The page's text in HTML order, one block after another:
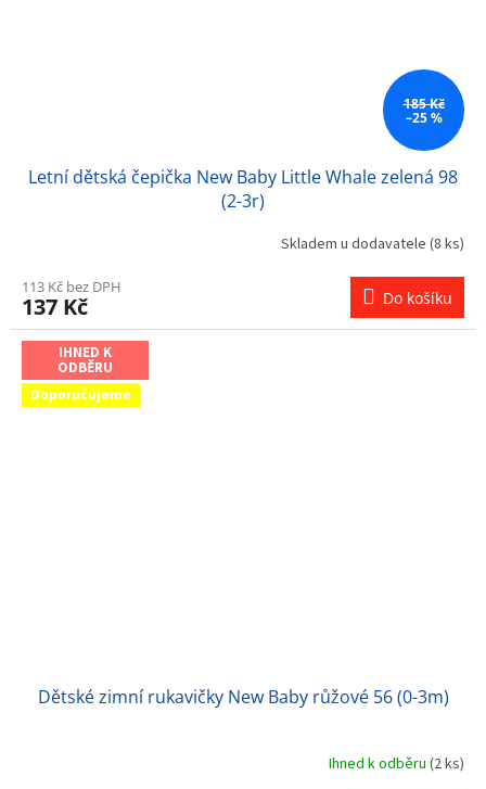
185 Kč
–25 %
Letní dětská čepička New Baby Little Whale zelená 98
(2-3r)
Skladem u dodavatele (8 ks)
113 Kč bez DPH
137 Kč Do košíku
IHNED K
ODBĚRU
Doporučujeme
Dětské zimní rukavičky New Baby růžové 56 (0-3m)
Ihned k odběru (2 ks)